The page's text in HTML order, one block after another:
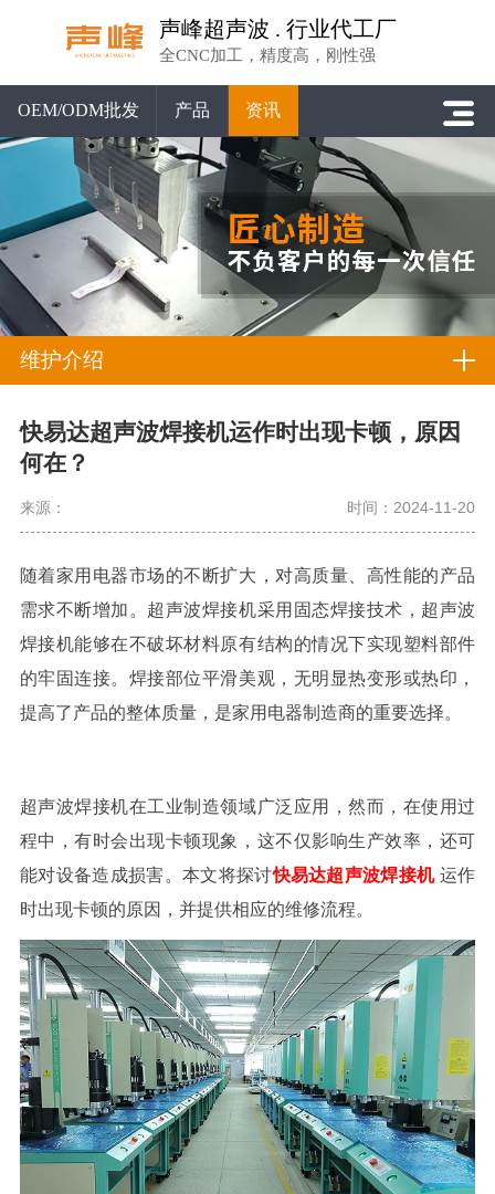
声峰超声波 . 行业代工厂
全CNC加工，精度高，刚性强
OEM/ODM批发 产品 资讯
维护介绍
快易达超声波焊接机运作时出现卡顿，原因
何在？
来源： 时间：2024-11-20
随着家用电器市场的不断扩大，对高质量、高性能的产品
需求不断增加。超声波焊接机采用固态焊接技术，超声波
焊接机能够在不破坏材料原有结构的情况下实现塑料部件
的牢固连接。焊接部位平滑美观，无明显热变形或热印，
提高了产品的整体质量，是家用电器制造商的重要选择。
超声波焊接机在工业制造领域广泛应用，然而，在使用过
程中，有时会出现卡顿现象，这不仅影响生产效率，还可
能对设备造成损害。本文将探讨快易达超声波焊接机 运作
时出现卡顿的原因 ，并提供相应的维修流程。